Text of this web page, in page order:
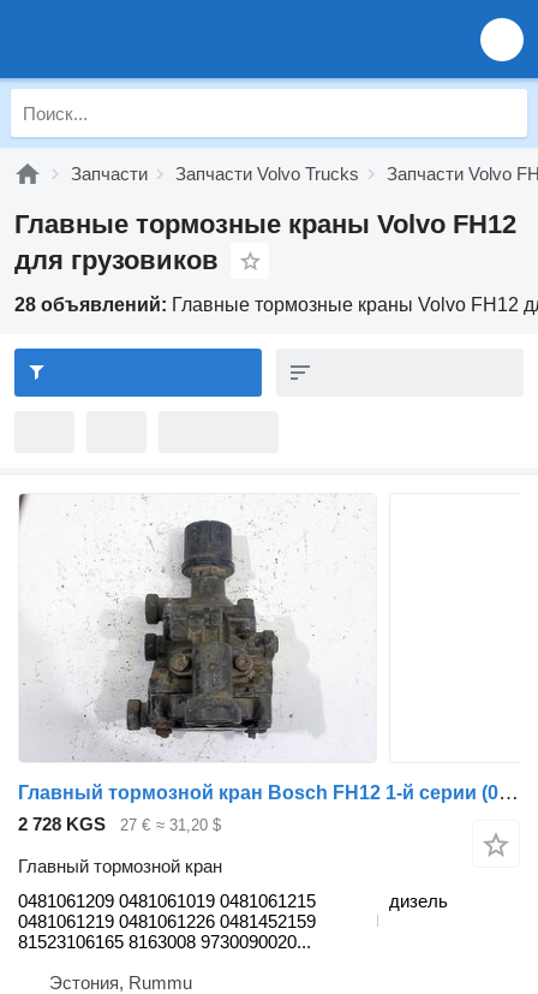
Запчасти Запчасти Volvo Trucks Запчасти Volvo
Главные тормозные краны Volvo FH12
для грузовиков
28 объявлений: Главные тормозные краны Volvo FH12
Главный тормозной кран Bosch FH12 1-й серии (01.93-12.02) 0481061209 для грузовика Volvo FH12, FH16, NH12, FH, VNL780 (1993-2014)
2 728 KGS 27 € ≈ 31,20 $
Главный тормозной кран
0481061209 0481061019 0481061215
0481061219 0481061226 0481452159
81523106165 8163008 9730090020...
дизель
Эстония, Rummu